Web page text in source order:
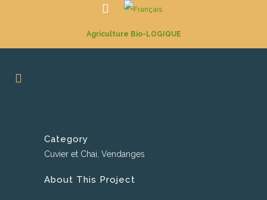
Agriculture Bio-LOGIQUE
Category
Cuvier et Chai, Vendanges
About This Project